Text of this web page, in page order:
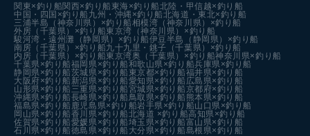
関東×釣り船関西×釣り船 東海×釣り船北陸・甲信越×釣り船
中国・四国×釣り船 九州・沖縄×釣り船北海道・東北×釣り船
三浦半島（神奈川県）×釣り船相模湾（神奈川県）×釣り船
外房（千葉県）×釣り船東京湾（神奈川県）×釣り船
駿河湾・遠州灘（静岡県）×釣り船伊豆半島（静岡県）×釣り船
南房（千葉県）×釣り船九十九里・銚子（千葉県）×釣り船
内房（千葉県）×釣り船東京湾奥（千葉県）×釣り船神奈川県×釣り船
千葉県×釣り船福岡県×釣り船和歌山県×釣り船兵庫県×釣り船
静岡県×釣り船茨城県×釣り船 東京都×釣り船福井県×釣り船
大阪府×釣り船 新潟県×釣り船愛知県×釣り船 広島県×釣り船
山形県×釣り船 三重県×釣り船宮城県×釣り船京都府×釣り船
沖縄県×釣り船長崎県×釣り船鳥取県×釣り船 熊本県×釣り船
福島県×釣り船 鹿児島県×釣り船岩手県×釣り船山口県×釣り船
岡山県×釣り船香川県×釣り船北海道 ×釣り船高知県×釣り船
佐賀県×釣り船愛媛県×釣り船埼玉県×釣り船富山県×釣り船
石川県×釣り船徳島県×釣り船 大分県×釣り船島根県×釣り船